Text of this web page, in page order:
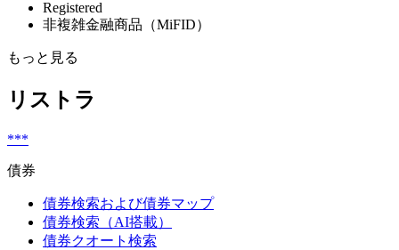
Registered
非複雑金融商品（MiFID）
もっと見る
リストラ
***
債券
債券検索および債券マップ
債券検索（AI搭載）
債券クオート検索